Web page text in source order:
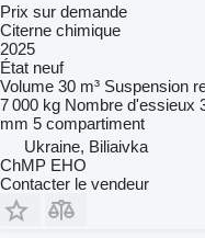
Prix sur demande
Citerne chimique
2025
État neuf
Volume 30 m³ Suspension
7 000 kg Nombre d'essieux
mm 5 compartiment
Ukraine, Biliaivka
ChMP EHO
Contacter le vendeur